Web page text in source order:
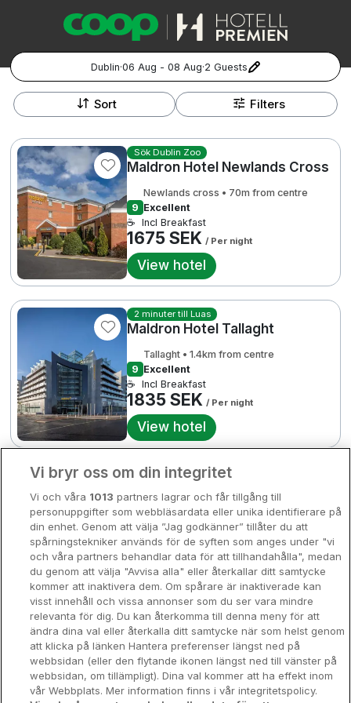
Dublin·06 Aug - 08 Aug·2 Guests
Popular Destinations:
Stockholm
Göteborg
Malmö
Hela Norge
Bergen
Hela Danmark
Sort Filters
2502 SEK
3638 SEK
3627 SEK
8
1841 SEK
1835 SEK
1675 SEK
+
−
Sök Dublin Zoo
Maldron Hotel Newlands Cross
Newlands cross • 70m from centre
9 Excellent
☕
Incl Breakfast
1675 SEK / Per night
View hotel
2 minuter till Luas
Maldron Hotel Tallaght
Tallaght • 1.4km from centre
9 Excellent
☕
Incl Breakfast
1835 SEK / Per night
View hotel
Clayton Hotel Liffey Valley
Liffey Valley • 124m from centre
9.6 Excellent
☕
Incl Breakfast
1841 SEK / Per night
View hotel
Parkering på plats
The Croke Park Hotel
Dublin City • 1.6km from centre
9.3 Excellent
☕ Incl Breakfast
Kontakta ossVanliga frågor
Gift VouchersCoop.seManage Preferences
Registrera ditt hotellCookie policy & Integritetspolicy
Hotellweekend
Familjerum
Europa
Premiumhotell
Kompisweekend
Storstadsweekend
Hotellrum under 995 kr
Spahotell
Sydsverige
Om Hotellpremien
Nya hotell
Stadsweekend
Vi bryr oss om din integritet
Vi och våra 1013 partners lagrar och får tillgång till
personuppgifter som webbläsardata eller unika identifierare på
din enhet. Genom att välja ”Jag godkänner” tillåter du att
spårningstekniker används för de syften som anges under "vi
och våra partners behandlar data för att tillhandahålla", medan
du genom att välja "Avvisa alla" eller återkallar ditt samtycke
kommer att inaktivera dem. Om spårare är inaktiverade kan
visst innehåll och vissa annonser som du ser vara mindre
relevanta för dig. Du kan återkomma till denna meny för att
ändra dina val eller återkalla ditt samtycke när som helst genom
att klicka på länken Hantera preferenser längst ned på
webbsidan (eller den flytande ikonen längst ned till vänster på
webbsidan, om tillämpligt). Dina val kommer att ha effekt inom
vår Webbplats. Mer information finns i vår integritetspolicy.